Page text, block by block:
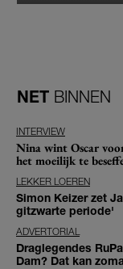
NET BINNEN
INTERVIEW
Nina wint Oscar
het moeilijk te
LEKKER LOEREN
Simon Keizer zet
gitzwarte periode'
ADVERTORIAL
Draglegendes
Dam? Dat kan